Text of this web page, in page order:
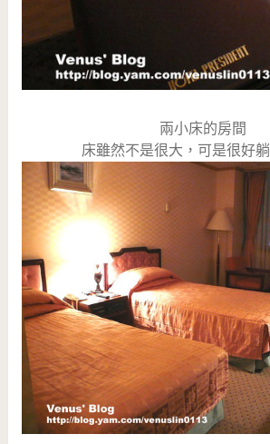
兩小床的房間
床雖然不是很大，可是很好躺